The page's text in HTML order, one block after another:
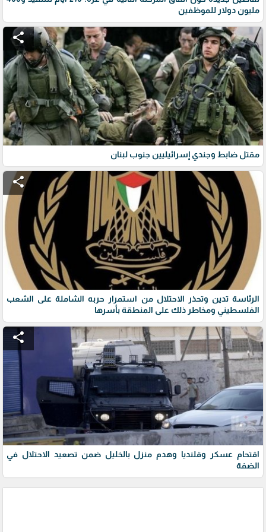
مليون دولار للموظفين
share
مقتل ضابط وجندي إسرائيليين جنوب لبنان
share
الرئاسة تدين وتحذر الاحتلال من استمرار حربه الشاملة على الشعب
الفلسطيني ومخاطر ذلك على المنطقة بأسرها
share
اقتحام عسكر وقلنديا وهدم منزل بالخليل ضمن تصعيد الاحتلال في
الضفة